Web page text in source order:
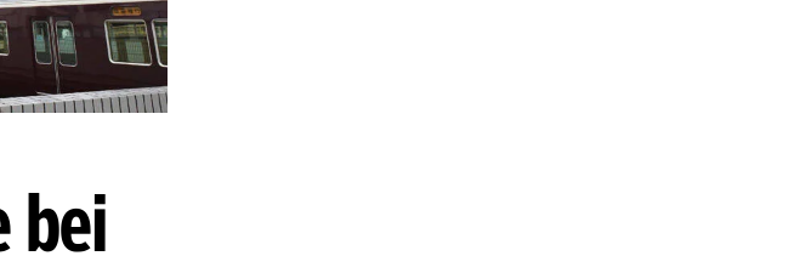
bei